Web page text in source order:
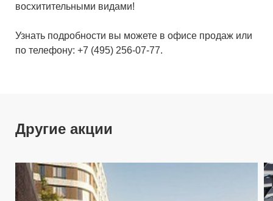
восхитительными видами!
Узнать подробности вы можете в офисе продаж или
по телефону: +7 (495) 256-07-77.
Другие акции